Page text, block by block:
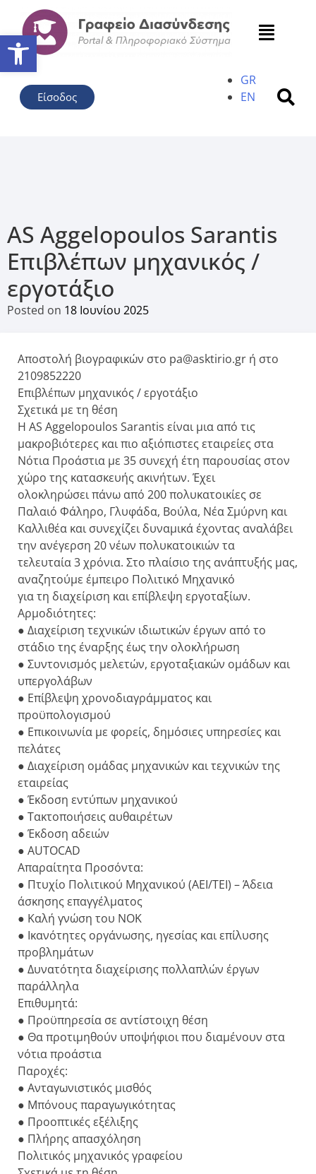
Ανοίξτε τη γραμμή
Είσοδος
GR
EN
AS Aggelopoulos Sarantis
Επιβλέπων μηχανικός /
εργοτάξιο
Posted on 18 Ιουνίου 2025
Αποστολή βιογραφικών στο pa@asktirio.gr ή στο
2109852220
Επιβλέπων μηχανικός / εργοτάξιο
Σχετικά με τη θέση
Η AS Aggelopoulos Sarantis είναι μια από τις
μακροβιότερες και πιο αξιόπιστες εταιρείες στα
Νότια Προάστια με 35 συνεχή έτη παρουσίας στον
χώρο της κατασκευής ακινήτων. Έχει
ολοκληρώσει πάνω από 200 πολυκατοικίες σε
Παλαιό Φάληρο, Γλυφάδα, Βούλα, Νέα Σμύρνη και
Καλλιθέα και συνεχίζει δυναμικά έχοντας αναλάβει
την ανέγερση 20 νέων πολυκατοικιών τα
τελευταία 3 χρόνια. Στο πλαίσιο της ανάπτυξής μας,
αναζητούμε έμπειρο Πολιτικό Μηχανικό
για τη διαχείριση και επίβλεψη εργοταξίων.
Αρμοδιότητες:
● Διαχείριση τεχνικών ιδιωτικών έργων από το
στάδιο της έναρξης έως την ολοκλήρωση
● Συντονισμός μελετών, εργοταξιακών ομάδων και
υπεργολάβων
● Επίβλεψη χρονοδιαγράμματος και
προϋπολογισμού
● Επικοινωνία με φορείς, δημόσιες υπηρεσίες και
πελάτες
● Διαχείριση ομάδας μηχανικών και τεχνικών της
εταιρείας
● Έκδοση εντύπων μηχανικού
● Τακτοποιήσεις αυθαιρέτων
● Έκδοση αδειών
● AUTOCAD
Απαραίτητα Προσόντα:
● Πτυχίο Πολιτικού Μηχανικού (ΑΕΙ/ΤΕΙ) – Άδεια
άσκησης επαγγέλματος
● Καλή γνώση του ΝΟΚ
● Ικανότητες οργάνωσης, ηγεσίας και επίλυσης
προβλημάτων
● Δυνατότητα διαχείρισης πολλαπλών έργων
παράλληλα
Επιθυμητά:
● Προϋπηρεσία σε αντίστοιχη θέση
● Θα προτιμηθούν υποψήφιοι που διαμένουν στα
νότια προάστια
Παροχές:
● Ανταγωνιστικός μισθός
● Μπόνους παραγωγικότητας
● Προοπτικές εξέλιξης
● Πλήρης απασχόληση
Πολιτικός μηχανικός γραφείου